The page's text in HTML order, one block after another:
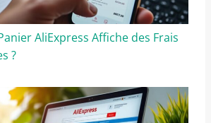
AliExpress Affiche des Frais
?